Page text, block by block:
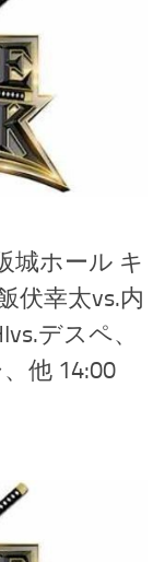
城ホール キ
伏幸太vs.内
デスペ、
他 14:00